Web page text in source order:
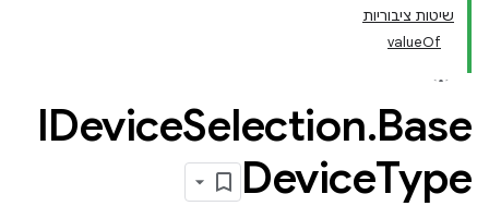
שיטות ציבוריות
valueOf
IDeviceSelection.Base
DeviceType